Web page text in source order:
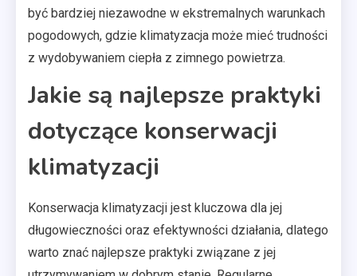
być bardziej niezawodne w ekstremalnych warunkach
pogodowych, gdzie klimatyzacja może mieć trudności
z wydobywaniem ciepła z zimnego powietrza.
Jakie są najlepsze praktyki
dotyczące konserwacji
klimatyzacji
Konserwacja klimatyzacji jest kluczowa dla jej
długowieczności oraz efektywności działania, dlatego
warto znać najlepsze praktyki związane z jej